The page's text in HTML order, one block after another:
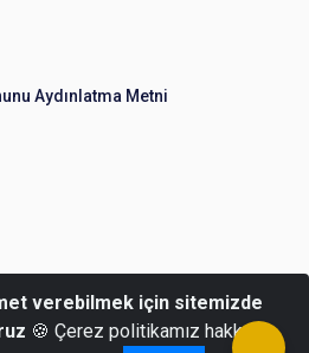
Aydınlatma Metni
verebilmek için sitemizde
🍪 Çerez politikamız hakkında